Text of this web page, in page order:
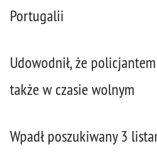
Portugalii
Udowodnił, że
także w czasie wolnym
Wpadł poszukiwany 3